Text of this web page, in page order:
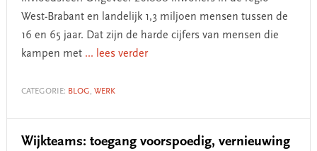
West-Brabant en landelijk 1,3 miljoen mensen tussen de
16 en 65 jaar. Dat zijn de harde cijfers van mensen die
kampen met ... lees verder
CATEGORIE: BLOG, WERK
Wijkteams: toegang voorspoedig, vernieuwing